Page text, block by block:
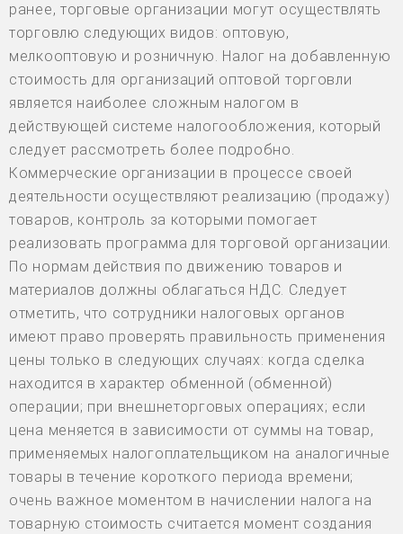
ранее, торговые организации могут осуществлять
торговлю следующих видов: оптовую,
мелкооптовую и розничную. Налог на добавленную
стоимость для организаций оптовой торговли
является наиболее сложным налогом в
действующей системе налогообложения, который
следует рассмотреть более подробно.
Коммерческие организации в процессе своей
деятельности осуществляют реализацию (продажу)
товаров, контроль за которыми помогает
реализовать программа для торговой организации.
По нормам действия по движению товаров и
материалов должны облагаться НДС. Следует
отметить, что сотрудники налоговых органов
имеют право проверять правильность применения
цены только в следующих случаях: когда сделка
находится в характер обменной (обменной)
операции; при внешнеторговых операциях; если
цена меняется в зависимости от суммы на товар,
применяемых налогоплательщиком на аналогичные
товары в течение короткого периода времени;
очень важное моментом в начислении налога на
товарную стоимость считается момент создания